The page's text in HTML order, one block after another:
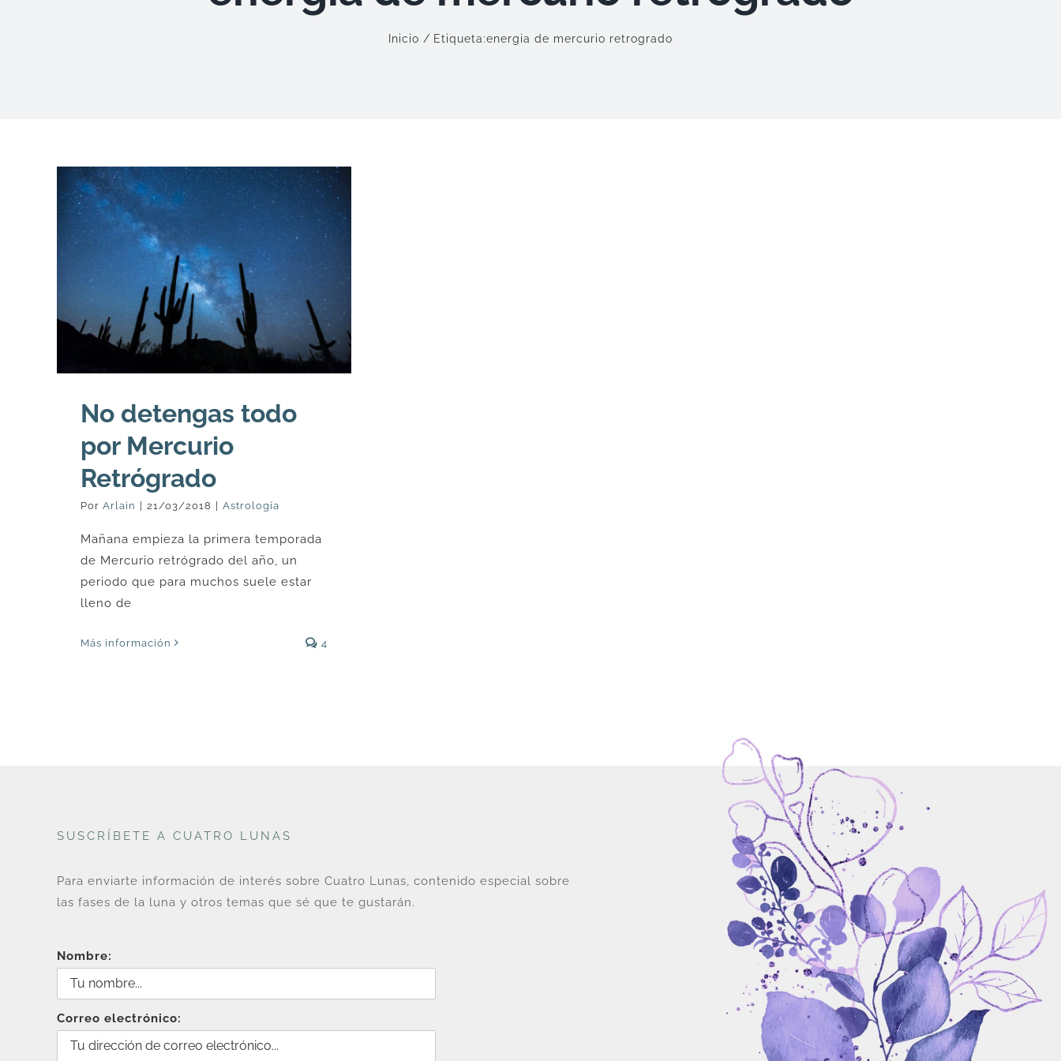
Inicio Etiqueta:energia de mercurio retrogrado
No detengas todo
por Mercurio
Retrógrado
Por Arlain | 21/03/2018 | Astrología
Mañana empieza la primera temporada
de Mercurio retrógrado del año, un
periodo que para muchos suele estar
lleno de
Más información 4
SUSCRÍBETE A CUATRO LUNAS
Para enviarte información de interés sobre Cuatro Lunas, contenido especial sobre
las fases de la luna y otros temas que sé que te gustarán.
Nombre:
Correo electrónico: